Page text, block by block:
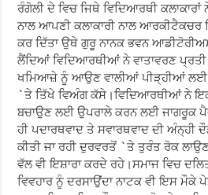
ਰੰਗੋਲੀ ਦੇ ਵਿਚ ਜਿਥੇ ਵਿਦਿਆਰਥੀ
ਨਾਲ ਆਪਣੀ ਕਲਾਕਾਰੀ ਨਾਲ ਆਰਕੀਟੈਕਚਰ
ਕਰ ਦਿੱਤਾ ਉਥੇ ਗੁਰੂ ਨਾਨਕ ਭਵਨ
ਲੈਂਦਿਆਂ ਵਿਦਿਆਰਥੀਆਂ ਨੇ ਵਾਤਾਵਰਣ
ਖਮਿਆਜ਼ੇ ਨੂੰ ਆਉਣ ਵਾਲੀਆਂ ਪੀੜ੍ਹੀਆਂ
`ਤੇ ਤਿੱਖੇ ਵਿਅੰਗ ਕੱਸੇ।ਵਿਦਿਆਰਥੀਆਂ ਨੇ ਇਕ
ਬਚਾਉਣ ਲਈ ਉਪਰਾਲੇ ਕਰਨ ਲਈ ਜਾਗਰੂਕ
ਹੀ ਪਦਾਰਥਵਾਦ ਤੇ ਸਵਾਰਥਵਾਦ ਦੀ ਅੰਨ੍ਹੀ
ਕੀਤੀ ਜਾ ਰਹੀ ਦੁਰਵਰਤੋਂ `ਤੇ ਤੁਰੰਤ ਰੋਕ
ਵੱਲ ਵੀ ਇਸ਼ਾਰਾ ਕਰਦੇ ਰਹੇ।ਸਮਾਜ ਵਿਚ
ਵਿਵਹਾਰ ਨੂੰ ਦਰਸਾਉਂਦਾ ਨਾਟਕ ਵੀ ਇਸ ਮੌਕੇ